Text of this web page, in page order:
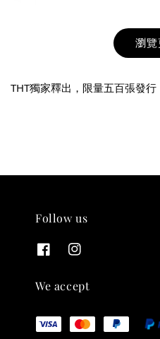
NT$ 880
瀏覽
THT獨家釋出，限量五百張發行
Follow us
We accept